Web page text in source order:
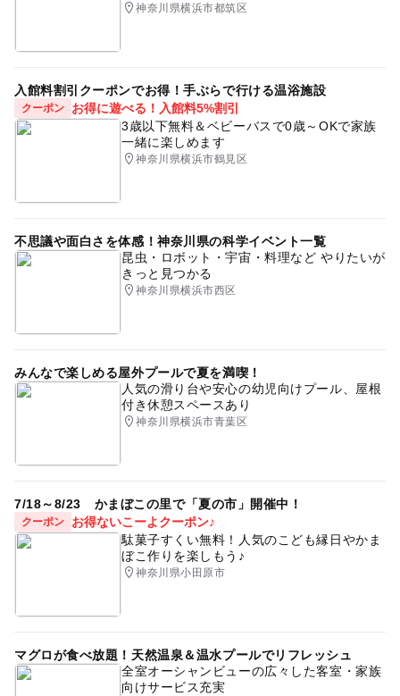
神奈川県横浜市都筑区
入館料割引クーポンでお得！手ぶらで行ける温浴施設
クーポン
お得に遊べる！入館料5%割引
3歳以下無料＆ベビーバスで0歳～OKで家族
一緒に楽しめます
神奈川県横浜市鶴見区
不思議や面白さを体感！神奈川県の科学イベント一覧
昆虫・ロボット・宇宙・料理など やりたいが
きっと見つかる
神奈川県横浜市西区
みんなで楽しめる屋外プールで夏を満喫！
人気の滑り台や安心の幼児向けプール、屋根
付き休憩スペースあり
神奈川県横浜市青葉区
7/18～8/23 かまぼこの里で「夏の市」開催中！
クーポン
お得ないこーよクーポン♪
駄菓子すくい無料！人気のこども縁日やかま
ぼこ作りを楽しもう♪
神奈川県小田原市
マグロが食べ放題！天然温泉＆温水プールでリフレッシュ
全室オーシャンビューの広々した客室・家族
向けサービス充実